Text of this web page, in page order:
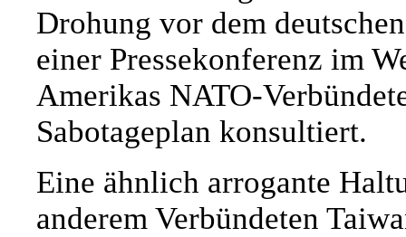
Drohung vor dem
einer Pressekonferenz im
Amerikas NATO-
Sabotageplan konsultiert.
Eine ähnlich arrogante
anderem Verbündeten